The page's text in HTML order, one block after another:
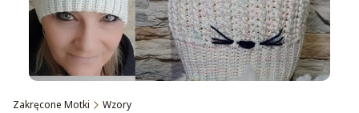
Zakręcone Motki Wzory